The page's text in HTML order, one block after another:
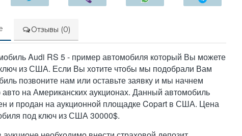
Отзывы (0)
Audi RS 5 - пример автомобиля который Вы можете
ключ из США. Если Вы хотите чтобы мы подобрали Вам
позвоните нам или оставьте заявку и мы начнем
авто на Американских аукционах. Данный автомобиль
и продан на аукционной площадке Copart в США. Цена
под ключ из США 30000$.